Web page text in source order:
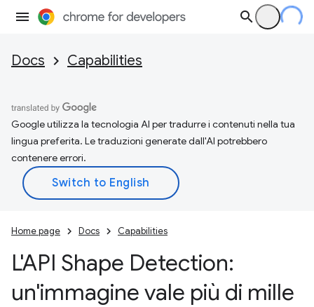
Docs Capabilities
Google utilizza la tecnologia AI per tradurre i contenuti nella tua
lingua preferita. Le traduzioni generate dall'AI potrebbero
contenere errori.
Home page Docs Capabilities
L'API Shape Detection:
un'immagine vale più di mille